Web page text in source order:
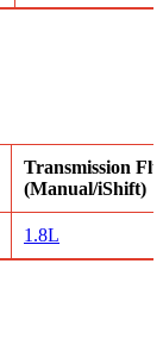
Transmission
(Manual/iShift)
1.8L